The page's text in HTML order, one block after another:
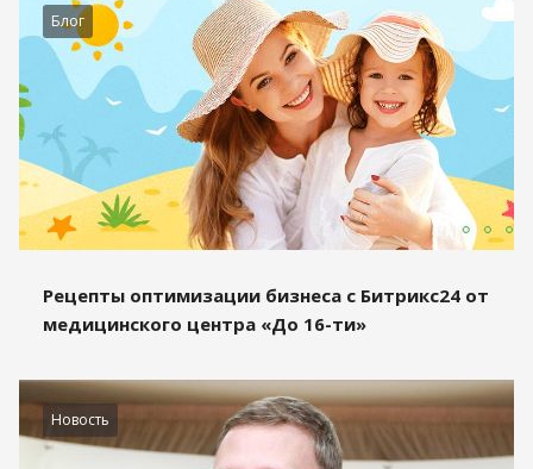
Блог
Рецепты оптимизации бизнеса с Битрикс24 от
медицинского центра «До 16-ти»
Новость